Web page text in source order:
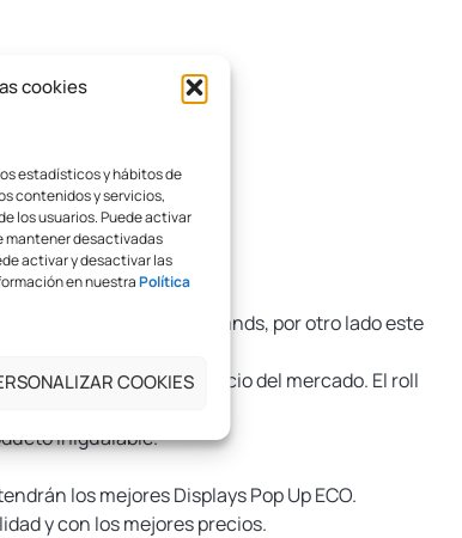
cookies
estadísticos y hábitos de
contenidos y servicios,
los usuarios. Puede activar
mantener desactivadas
activar y desactivar las
en nuestraPolítica
COOKIES
u informaciones en Stands, por otro lado este
colocado al mejor precio del mercado. El roll
inigualable.
los mejores Displays Pop Up ECO.
y con los mejores precios.